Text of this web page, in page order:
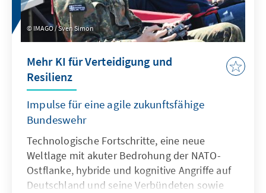
IMAGO / Sven Simon
Mehr KI für Verteidigung und
Resilienz
Impulse für eine agile zukunftsfähige
Bundeswehr
Technologische Fortschritte, eine neue
Weltlage mit akuter Bedrohung der NATO-
Ostflanke, hybride und kognitive Angriffe auf
Deutschland und seine Verbündeten sowie